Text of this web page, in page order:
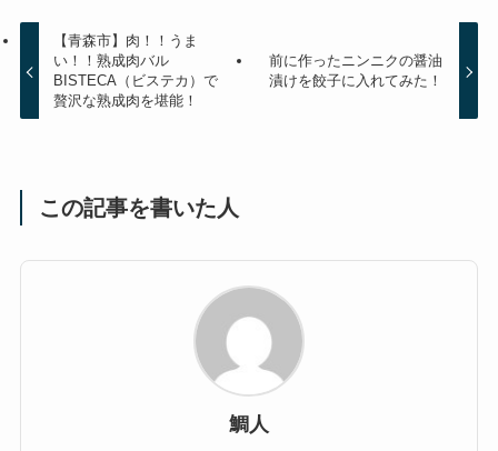
【青森市】肉！！うま
い！！熟成肉バル
BISTECA（ビステカ）で
贅沢な熟成肉を堪能！
前に作ったニンニクの醤油
漬けを餃子に入れてみた！
この記事を書いた人
鯛人